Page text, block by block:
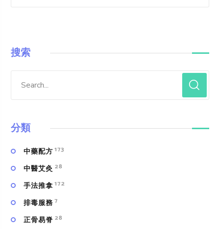
搜索
分類
中藥配方 173
中醫艾灸 28
手法推拿 172
排毒服務 7
正骨易脊 28